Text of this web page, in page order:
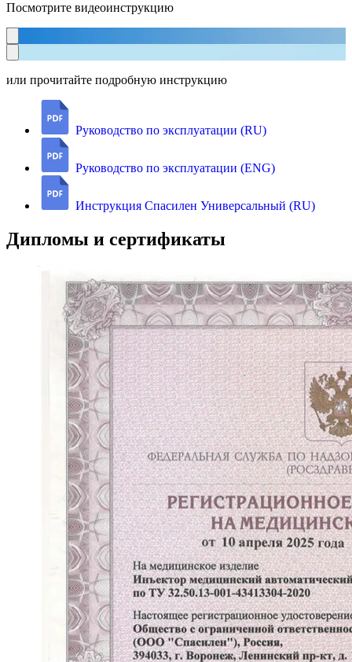
Посмотрите видеоинструкцию
или прочитайте подробную инструкцию
Руководство по эксплуатации (RU)
Руководство по эксплуатации (ENG)
Инструкция Спасилен Универсальный (RU)
Дипломы и сертификаты